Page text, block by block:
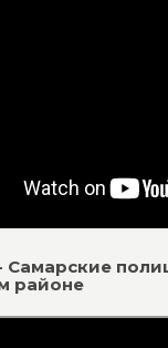
Самарские
районе